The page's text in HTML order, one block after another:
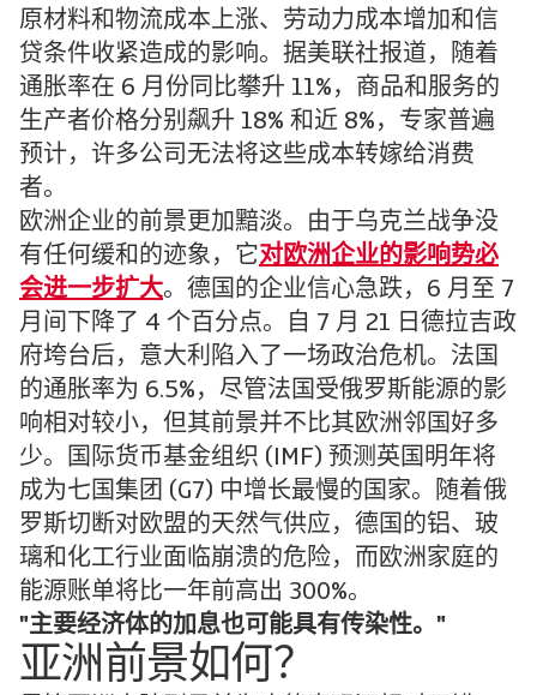
原材料和物流成本上涨、劳动力成本增加和信
贷条件收紧造成的影响。据美联社报道，随着
通胀率在 6 月份同比攀升 11%，商品和服务的
生产者价格分别飙升 18% 和近 8%，专家普遍
预计，许多公司无法将这些成本转嫁给消费
者。
欧洲企业的前景更加黯淡。由于乌克兰战争没
有任何缓和的迹象，它对欧洲企业的影响势必
会进一步扩大。德国的企业信心急跌，6 月至 7
月间下降了 4 个百分点。自 7 月 21 日德拉吉政
府垮台后，意大利陷入了一场政治危机。法国
的通胀率为 6.5%，尽管法国受俄罗斯能源的影
响相对较小，但其前景并不比其欧洲邻国好多
少。国际货币基金组织 (IMF) 预测英国明年将
成为七国集团 (G7) 中增长最慢的国家。随着俄
罗斯切断对欧盟的天然气供应，德国的铝、玻
璃和化工行业面临崩溃的危险，而欧洲家庭的
能源账单将比一年前高出 300%。
主要经济体的加息也可能具有传染性。
亚洲前景如何？